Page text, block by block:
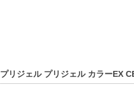
プリジェル プリジェル カラーEX